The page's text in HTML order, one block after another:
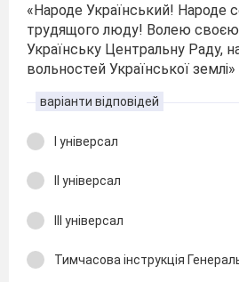
«Народе Український! Народе
трудящого люду! Волею своєю
Українську Центральну Раду,
вольностей Української землі»
варіанти відповідей
І універсал
ІІ універсал
ІІІ універсал
Тимчасова інструкція